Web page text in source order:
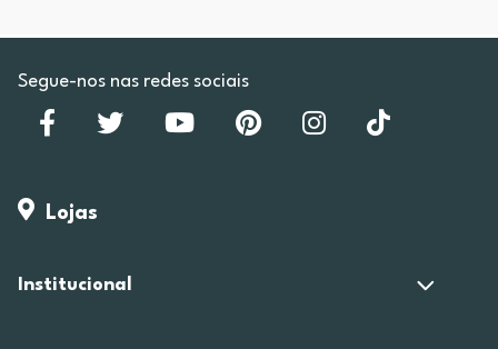
Segue-nos nas redes sociais
Lojas
Institucional